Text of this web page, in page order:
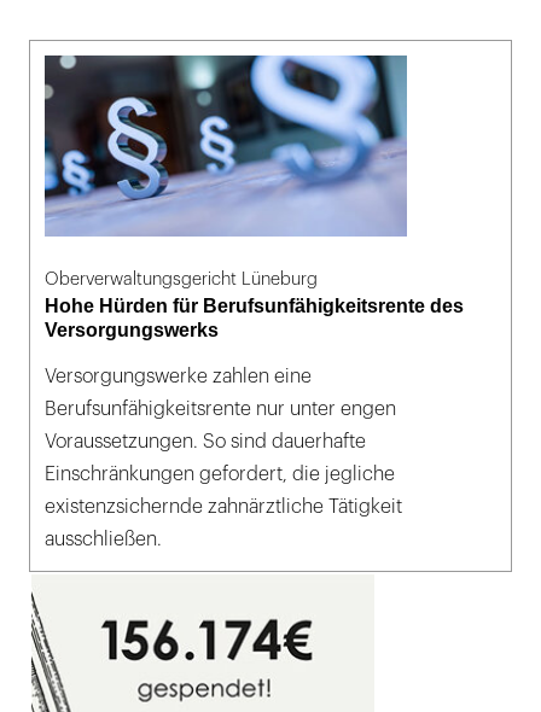
Oberverwaltungsgericht Lüneburg
Hohe Hürden für Berufsunfähigkeitsrente des
Versorgungswerks
Versorgungswerke zahlen eine
Berufsunfähigkeitsrente nur unter engen
Voraussetzungen. So sind dauerhafte
Einschränkungen gefordert, die jegliche
existenzsichernde zahnärztliche Tätigkeit
ausschließen.